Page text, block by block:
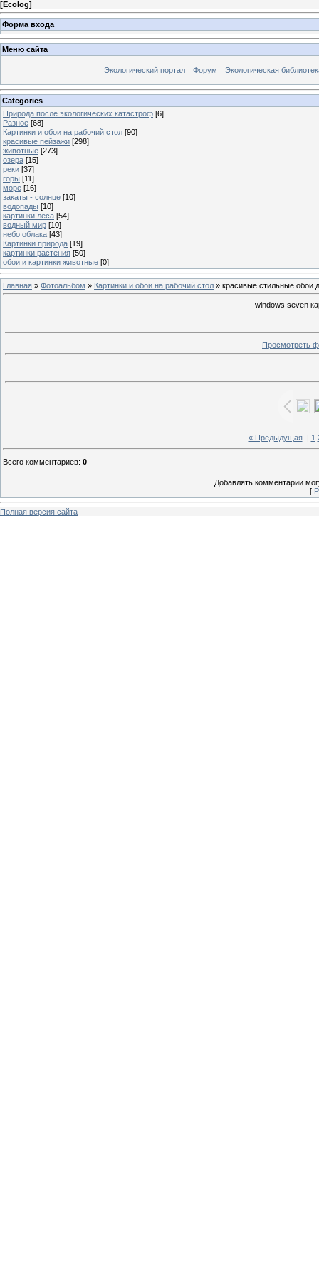
[Ecolog]
Форма входа
Меню сайта
Экологический портал Форум Экологическая
Categories
Природа после экологических катастроф [6]
Разное [68]
Картинки и обои на рабочий стол [90]
красивые пейзажи [298]
животные [273]
озера [15]
реки [37]
горы [11]
море [16]
закаты - солнце [10]
водопады [10]
картинки леса [54]
водный мир [10]
небо облака [43]
Картинки природа [19]
картинки растения [50]
обои и картинки животные [0]
Главная » Фотоальбом » Картинки и обои на рабочий стол » красивые стильные обои
windows seven
Просмотреть
« Предыдущая| 1
Всего комментариев: 0
Добавлять комментарии
[
Полная версия сайта